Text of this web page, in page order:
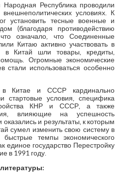
Республика проводили
условиях. К
установить тесные военные и
(благодаря противодействию
означало, что Соединенные
Китаю активно участвовать в
в Китай шли товары, кредиты,
Огромные экономические
стали использоваться особенно
Китае и СССР кардинально
стартовые условия, специфика
КНР и СССР, а также
влияющие на успешность
и результаты, к которым
сумел изменить свою систему в
темпы экономического
единое государство Перестройку
в 1991 году.